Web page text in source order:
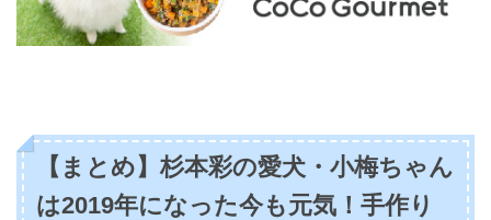
【まとめ】杉本彩の愛犬・小梅ちゃん
は2019年になった今も元気！手作り